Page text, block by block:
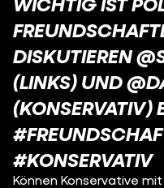
DISKUTIEREN
(LINKS) UND
(KONSERVATIV)
#KONSERVATIV
Können Konservative